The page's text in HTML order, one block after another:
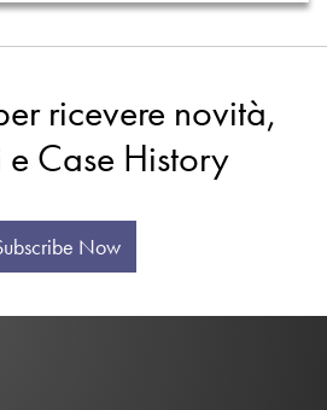
ricevere novità,
Case History
Now